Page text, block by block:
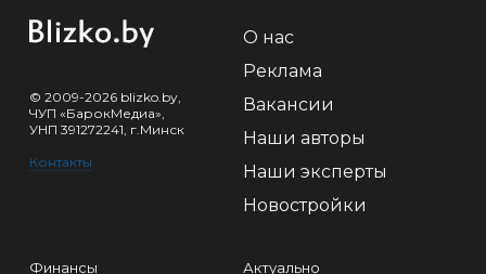
© 2009-2026 blizko.by,
ЧУП «БарокМедиа»,
УНП 391272241, г.Минск
Контакты
О нас
Реклама
Вакансии
Наши авторы
Наши эксперты
Новостройки
Финансы Актуально